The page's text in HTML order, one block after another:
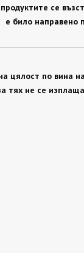
се
е било направено
цялост по вина
тях не се